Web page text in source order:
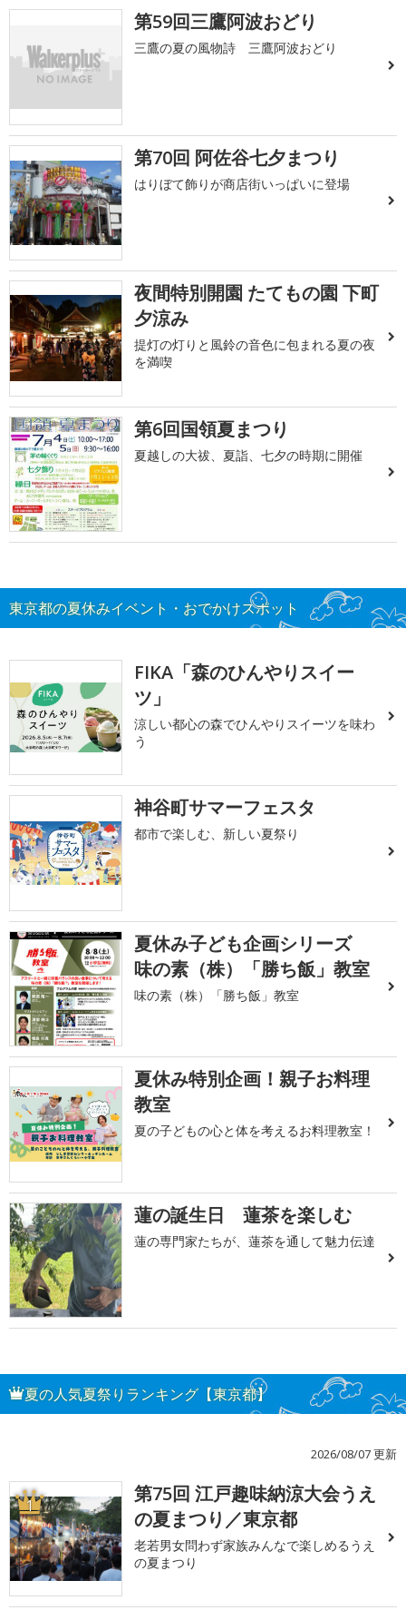
第59回三鷹阿波おどり
三鷹の夏の風物詩 三鷹阿波おどり
第70回 阿佐谷七夕まつり
はりぼて飾りが商店街いっぱいに登場
夜間特別開園 たてもの園 下町
夕涼み
提灯の灯りと風鈴の音色に包まれる夏の夜
を満喫
第6回国領夏まつり
夏越しの大祓、夏詣、七夕の時期に開催
東京都の夏休みイベント・おでかけスポット
FIKA「森のひんやりスイー
ツ」
涼しい都心の森でひんやりスイーツを味わ
う
神谷町サマーフェスタ
都市で楽しむ、新しい夏祭り
夏休み子ども企画シリーズ
味の素（株）「勝ち飯」教室
味の素（株）「勝ち飯」教室
夏休み特別企画！親子お料理
教室
夏の子どもの心と体を考えるお料理教室！
蓮の誕生日 蓮茶を楽しむ
蓮の専門家たちが、蓮茶を通して魅力伝達
夏の人気夏祭りランキング【東京都】
2026/08/07 更新
1
第75回 江戸趣味納涼大会うえ
の夏まつり／東京都
老若男女問わず家族みんなで楽しめるうえ
の夏まつり